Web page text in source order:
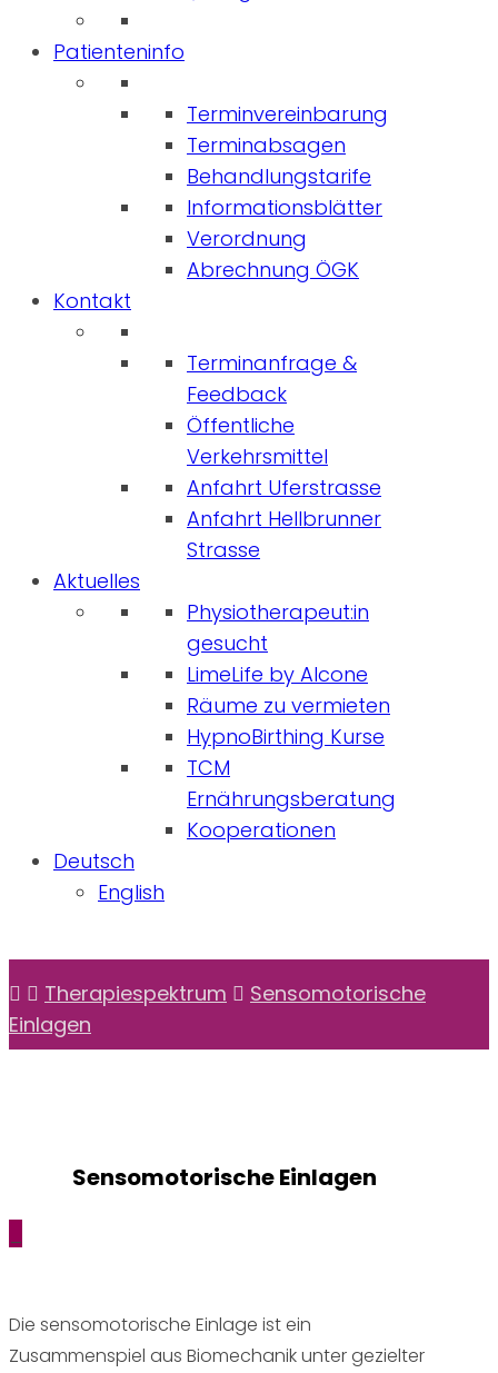
Patienteninfo
Terminvereinbarung
Terminabsagen
Behandlungstarife
Informationsblätter
Verordnung
Abrechnung ÖGK
Kontakt
Terminanfrage &
Feedback
Öffentliche
Verkehrsmittel
Anfahrt Uferstrasse
Anfahrt Hellbrunner
Strasse
Aktuelles
Physiotherapeut:in
gesucht
LimeLife by Alcone
Räume zu vermieten
HypnoBirthing Kurse
TCM
Ernährungsberatung
Kooperationen
Deutsch
English
Therapiespektrum
Sensomotorische
Einlagen
Sensomotorische Einlagen
Die sensomotorische Einlage ist ein
Zusammenspiel aus Biomechanik unter gezielter